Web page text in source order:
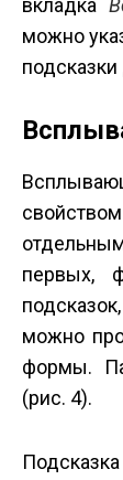
вкладка
можно
первых,
можно
формы.
(рис. 4).